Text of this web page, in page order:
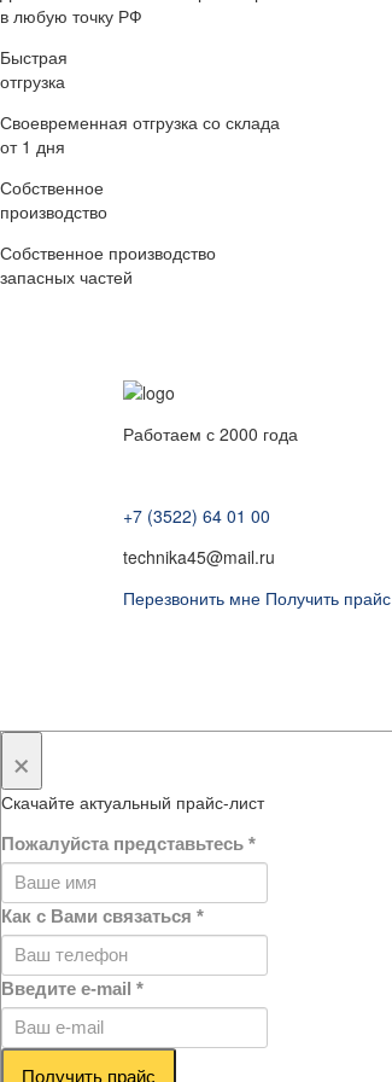
в любую точку РФ
Быстрая
отгрузка
Своевременная отгрузка со склада
от 1 дня
Собственное
производство
Собственное производство
запасных частей
Работаем с 2000 года
+7 (3522) 64 01 00
technika45@mail.ru
Перезвонить мне Получить прайс
×
Скачайте актуальный прайс-лист
Пожалуйста представьтесь *
Как с Вами связаться *
Введите e-mail *
Получить прайс